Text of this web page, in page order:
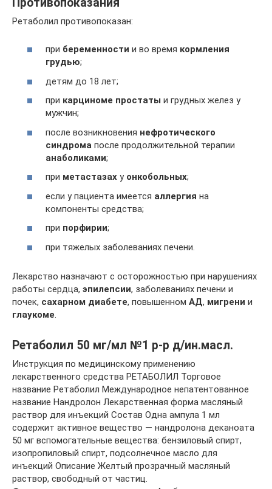
Ретаболил противопоказан:
при беременности и во время кормления
грудью;
детям до 18 лет;
при карциноме простаты и грудных желез у
мужчин;
после возникновения нефротического
синдрома после продолжительной терапии
анаболиками;
при метастазах у онкобольных;
если у пациента имеется аллергия на
компоненты средства;
при порфирии;
при тяжелых заболеваниях печени.
Лекарство назначают с осторожностью при нарушениях
работы сердца, эпилепсии, заболеваниях печени и
почек, сахарном диабете, повышенном АД, мигрени и
глаукоме
Ретаболил 50 мг/мл №1 р-р д/ин.масл.
Инструкция по медицинскому применению
лекарственного средства РЕТАБОЛИЛ Торговое
название Ретаболил Международное непатентованное
название Нандролон Лекарственная форма масляный
раствор для инъекций Состав Одна ампула 1 мл
содержит активное вещество — нандролона деканоата
50 мг вспомогательные вещества: бензиловый спирт,
изопропиловый спирт, подсолнечное масло для
инъекций Описание Желтый прозрачный масляный
раствор, свободный от частиц.